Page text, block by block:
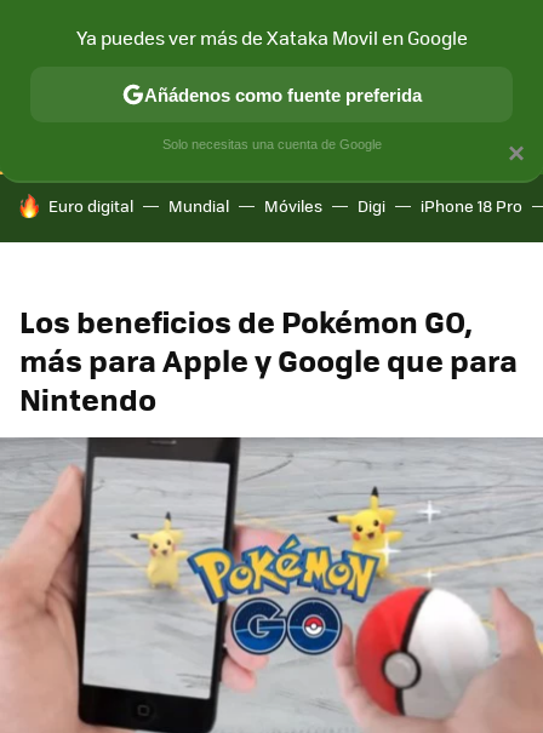
CONECTIVIDAD MÓVIL Y SOCIEDAD APLICACIONES
HOY SE HABLA DE
Euro digital Mundial Móviles Digi iPhone 18 Pro
Los beneficios de Pokémon GO,
más para Apple y Google que para
Nintendo
×
Ya puedes ver más de Xataka Movil en Google
Añádenos como fuente preferida
Solo necesitas una cuenta de Google